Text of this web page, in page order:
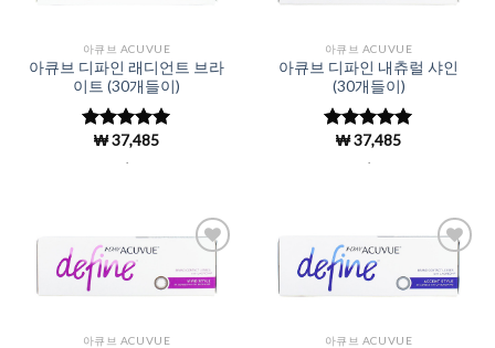
아큐브 ACUVUE
아큐브 디파인 래디언트 브라
이트 (30개들이)
5 중에서
로 평
₩37,485
아큐브 ACUVUE
아큐브 디파인 내츄럴 샤인
(30개들이)
5 중에서
로 평
₩37,485
Add to
Wishlist
아큐브 ACUVUE
Add to
Wishlist
아큐브 ACUVUE